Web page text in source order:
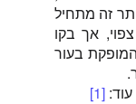
30 מעלות ויותר זה מתחיל
אך בקו
המופקת בעור
[1]